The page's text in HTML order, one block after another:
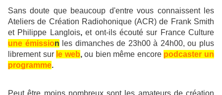
Sans doute que beaucoup d'entre vous connaissent les
Ateliers de Création Radiohonique (ACR) de Frank Smith
et Philippe Langlois,et ont-ils écouté sur France Culture
une émission les dimanches de 23h00 à 24h00, ou plus
librement sur le web,ou bien même encore podcaster un
programme.
Peut être moins nombreux sont les amateurs de création